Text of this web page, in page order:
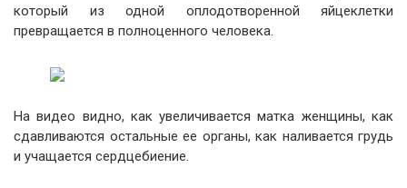
который из одной оплодотворенной яйцеклетки
превращается в полноценного человека.
На видео видно, как увеличивается матка женщины, как
сдавливаются остальные ее органы, как наливается грудь
и учащается сердцебиение.